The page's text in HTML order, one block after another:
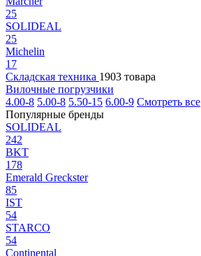
25
SOLIDEAL
25
Michelin
17
Складская техника 1903 товара
Вилочные погрузчики
4.00-8 5.00-8 5.50-15 6.00-9 Смотреть все
Популярные бренды
SOLIDEAL
242
BKT
178
Emerald Greckster
85
IST
54
STARCO
54
Continental